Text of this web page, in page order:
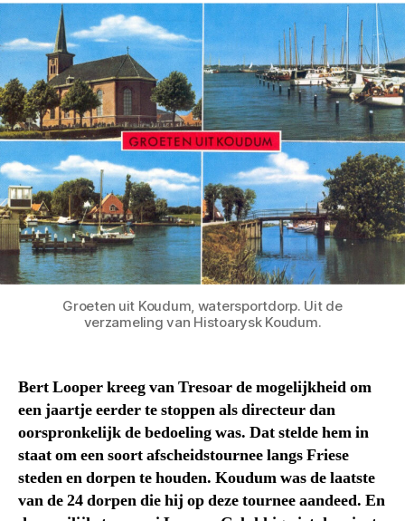
Groeten uit Koudum, watersportdorp. Uit de
verzameling van Histoarysk Koudum.
Bert Looper kreeg van Tresoar de mogelijkheid om
een jaartje eerder te stoppen als directeur dan
oorspronkelijk de bedoeling was. Dat stelde hem in
staat om een soort afscheidstournee langs Friese
steden en dorpen te houden. Koudum was de laatste
van de 24 dorpen die hij op deze tournee aandeed. En